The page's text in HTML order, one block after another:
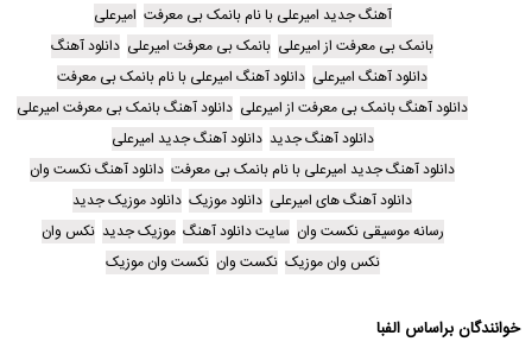
آهنگ جدید امیرعلی با نام بانمک بی معرفت امیرعلی
بانمک بی معرفت از امیرعلی بانمک بی معرفت امیرعلی دانلود آهنگ
دانلود آهنگ امیرعلی دانلود آهنگ امیرعلی با نام بانمک بی معرفت
دانلود آهنگ بانمک بی معرفت از امیرعلی دانلود آهنگ بانمک بی معرفت امیرعلی
دانلود آهنگ جدید دانلود آهنگ جدید امیرعلی
دانلود آهنگ جدید امیرعلی با نام بانمک بی معرفت دانلود آهنگ نکست وان
دانلود آهنگ های امیرعلی دانلود موزیک دانلود موزیک جدید
رسانه موسیقی نکست وان سایت دانلود آهنگ موزیک جدید نکس وان
نکس وان موزیک نکست وان نکست وان موزیک
خوانندگان براساس الفبا